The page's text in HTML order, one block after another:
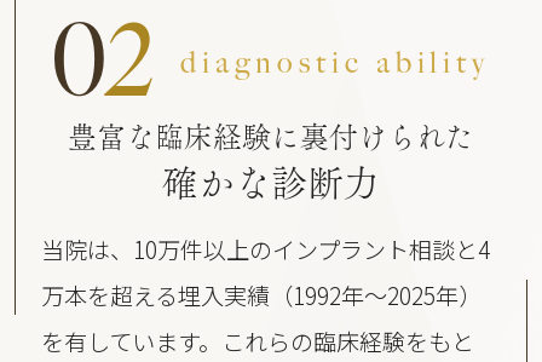
02 diagnostic ability
豊富な臨床経験に裏付けられた
確かな診断力
当院は、10万件以上のインプラント相談と4
万本を超える埋入実績（1992年〜2025年）
を有しています。これらの臨床経験をもと